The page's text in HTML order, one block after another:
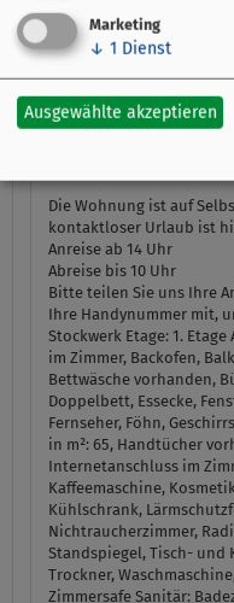
Balkon mit
Vogelgezwitscher (=
Ausblick
über das blühende Grün
entsprechende
Die Wohnung ist auf
kontaktloser Urlaub ist
Anreise ab 14 Uhr
Abreise bis 10 Uhr
Bitte teilen Sie uns Ihre
Ihre Handynummer mit,
Stockwerk Etage: 1. Etage
im Zimmer, Backofen,
Bettwäsche vorhanden,
Doppelbett, Essecke,
Fernseher, Föhn,
in m²: 65, Handtücher
Internetanschluss im
Kaffeemaschine,
Kühlschrank,
Nichtraucherzimmer,
Standspiegel, Tisch- und
Trockner,
Zimmersafe Sanitär:
Marketing
↓ 1 Dienst
Ausgewählte akzeptieren